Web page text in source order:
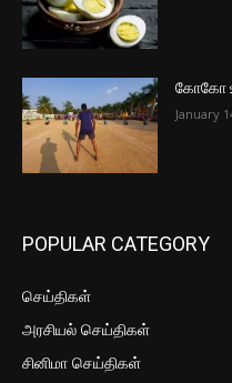
கோகோ
January
POPULAR CATEGORY
செய்திகள்
அரசியல் செய்திகள்
சினிமா செய்திகள்